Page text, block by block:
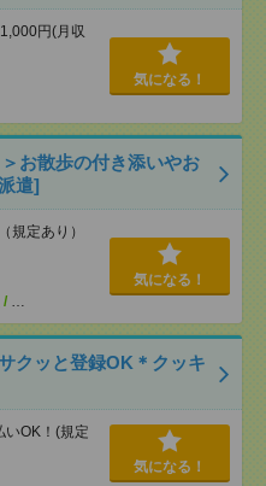
円(月収
気になる！
お散歩の付き添いやお
遣]
定あり）
/ …
気になる！
クッと登録OK＊クッキ
OK！(規定
気になる！